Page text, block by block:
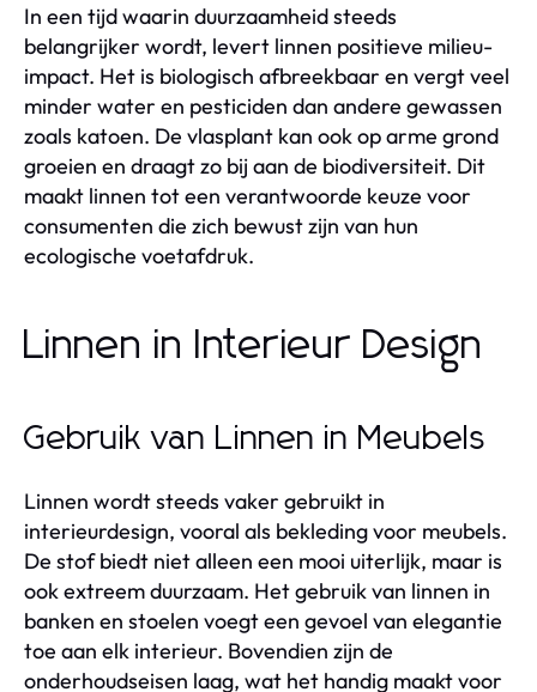
In een tijd waarin duurzaamheid steeds
belangrijker wordt, levert linnen positieve milieu-
impact. Het is biologisch afbreekbaar en vergt veel
minder water en pesticiden dan andere gewassen
zoals katoen. De vlasplant kan ook op arme grond
groeien en draagt zo bij aan de biodiversiteit. Dit
maakt linnen tot een verantwoorde keuze voor
consumenten die zich bewust zijn van hun
ecologische voetafdruk.
Linnen in Interieur Design
Gebruik van Linnen in Meubels
Linnen wordt steeds vaker gebruikt in
interieurdesign, vooral als bekleding voor meubels.
De stof biedt niet alleen een mooi uiterlijk, maar is
ook extreem duurzaam. Het gebruik van linnen in
banken en stoelen voegt een gevoel van elegantie
toe aan elk interieur. Bovendien zijn de
onderhoudseisen laag, wat het handig maakt voor